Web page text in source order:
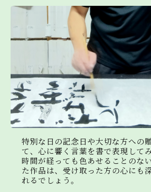
特別な日の記念日や大切な方への
て、心に響く言葉を書で表現して
時間が経っても色あせることのな
た作品は、受け取った方の心にも
れるでしょう。
とおりです。
・本サービスの提供・運営のため
・ユーザーからのお問い合わせに回
（本人確認を行うことを含む）
・ユーザーが利用中のサービスの新
報、キャンペーン等及び弊社が提供
ビスの案内等を送付するため
・メンテナンス、重要なお知らせなど
ご連絡のため
・本ウェブサイト及び業務の改善等の
・本ウェブサイトの保守・管理業者
め
・個人情報を特定しない統計的な情
し公表するため
・利用規約に違反したユーザーや、
目的でサービスを利用しようとするユ